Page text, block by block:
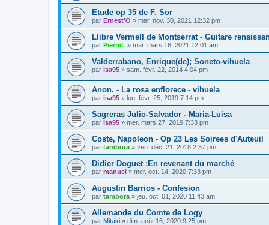
Etude op 35 de F. Sor
par Ernest'O » mar. nov. 30, 2021 12:32 pm
Llibre Vermell de Montserrat - Guitare
par PierreL » mar. mars 16, 2021 12:01 am
Valderrabano, Enrique(de); Soneto-vihuela
par isa95 » sam. févr. 22, 2014 4:04 pm
Anon. - La rosa enflorece - vihuela
par isa95 » lun. févr. 25, 2019 7:14 pm
Sagreras Julio-Salvador - Maria-Luisa
par isa95 » mer. mars 27, 2019 7:33 pm
Coste, Napoleon - Op 23 Les Soirees d'Auteuil
par tambora » ven. déc. 21, 2018 2:37 pm
Didier Doguet :En revenant du marché
par manuel » mer. oct. 14, 2020 7:33 pm
Augustin Barrios - Confesion
par tambora » jeu. oct. 01, 2020 11:43 am
Allemande du Comte de Logy
par Mitaki » dim. août 16, 2020 9:25 pm